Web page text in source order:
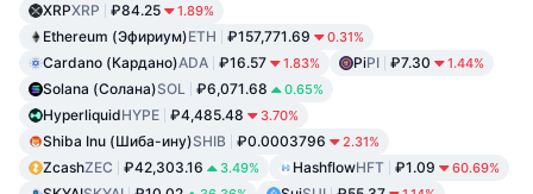
XRPXRP ₽84.25 1.89%
Ethereum (Эфириум)ETH ₽157,771.69 0.31%
Cardano (Кардано)ADA ₽16.57 1.83% PiPI ₽7.30 1.44%
Solana (Солана)SOL ₽6,071.68 0.65%
HyperliquidHYPE ₽4,485.48 3.70%
Shiba Inu (Шиба-ину)SHIB ₽0.0003796 2.31%
ZcashZEC ₽42,303.16 3.49% HashflowHFT ₽1.09 60.69%